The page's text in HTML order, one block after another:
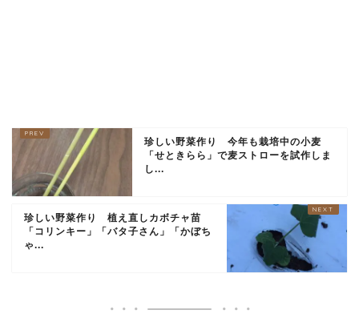
珍しい野菜作り 今年も栽培中の小麦
「せときらら」で麦ストローを試作しま
し...
珍しい野菜作り 植え直しカボチャ苗
「コリンキー」「バタ子さん」「かぼち
ゃ...